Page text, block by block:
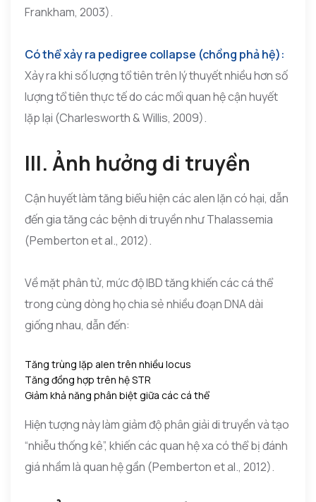
Frankham, 2003).
Có thể xảy ra pedigree collapse (chồng phả hệ):
Xảy ra khi số lượng tổ tiên trên lý thuyết nhiều hơn số
lượng tổ tiên thực tế do các mối quan hệ cận huyết
lặp lại (Charlesworth & Willis, 2009).
III. Ảnh hưởng di truyền
Cận huyết làm tăng biểu hiện các alen lặn có hại, dẫn
đến gia tăng các bệnh di truyền như Thalassemia
(Pemberton et al., 2012).
Về mặt phân tử, mức độ IBD tăng khiến các cá thể
trong cùng dòng họ chia sẻ nhiều đoạn DNA dài
giống nhau, dẫn đến:
Tăng trùng lặp alen trên nhiều locus
Tăng đồng hợp trên hệ STR
Giảm khả năng phân biệt giữa các cá thể
Hiện tượng này làm giảm độ phân giải di truyền và tạo
“nhiễu thống kê”, khiến các quan hệ xa có thể bị đánh
giá nhầm là quan hệ gần (Pemberton et al., 2012).